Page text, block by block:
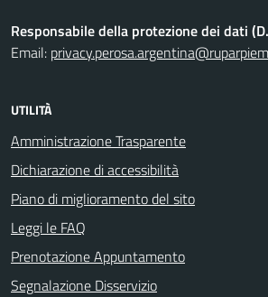
Responsabile della protezione dei dati
Email:
UTILITÀ
Amministrazione Trasparente
Dichiarazione di accessibilità
Piano di miglioramento del sito
Leggi le FAQ
Prenotazione Appuntamento
Segnalazione Disservizio